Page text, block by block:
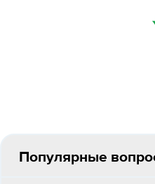
Популярные